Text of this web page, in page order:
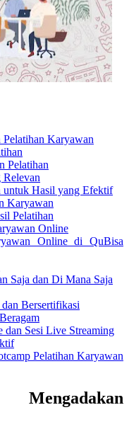
Pelatihan Karyawan
Pelatihan
Relevan
untuk Hasil yang Efektif
Karyawan
Pelatihan
Online
Online di QuBisa
Saja dan Di Mana Saja
Bersertifikasi
Sesi Live Streaming
Pelatihan Karyawan